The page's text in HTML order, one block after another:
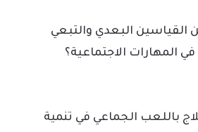
القياسين البعدي والتبعي
المهارات الاجتماعية؟
باللعب الجماعي في تنمية